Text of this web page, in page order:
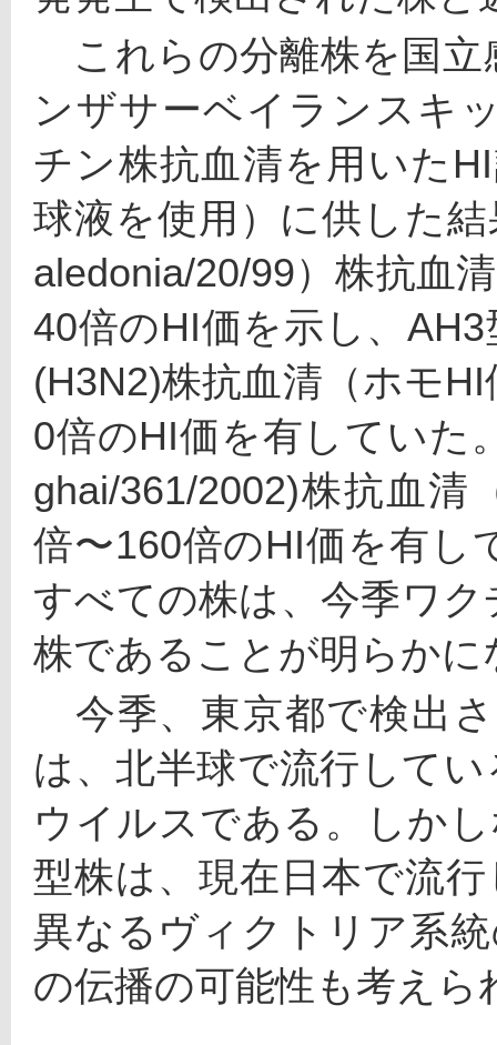
これらの分離株を国立
ンザサーベイランスキ
チン株抗血清を用いた
球液を使用）に供した
aledonia/20/99）株抗血
40倍のHI価を示し、
(H3N2)株抗血清（ホモ
0倍のHI価を有していた
ghai/361/2002)株抗血
倍〜160倍のHI価を有し
すべての株は、今季ワ
株であることが明らかに
今季、東京都で検出
は、北半球で流行して
ウイルスである。しか
型株は、現在日本で流
異なるヴィクトリア系
の伝播の可能性も考え